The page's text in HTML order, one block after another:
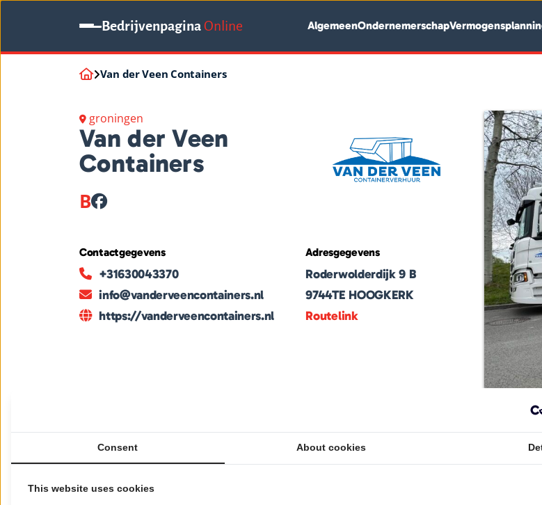
BedrijvenpaginaOnline AlgemeenOndernemerschap
Van der Veen Containers
groningen
Van der Veen
Containers
B
Contactgegevens
+31630043370
info@vanderveencontainers.nl
https://vanderveencontainers.nl
Adresgegevens
Roderwolderdijk 9 B
9744TE HOOGKERK
Routelink
Van der Veen Containers is gespecialiseerd in het verhuren van afvalcontainers voor
uiteenlopende toepassingen zoals bouw- en sloopafval, puin, hout, groenafval en
bedrijf bedient zowel particulieren als zakelijke klanten en biedt een breed aanbod
verschillende formaten. Dankzij een snelle leveringsservice, scherpe all-in prijzen en
Consent About cookies
This website uses cookies